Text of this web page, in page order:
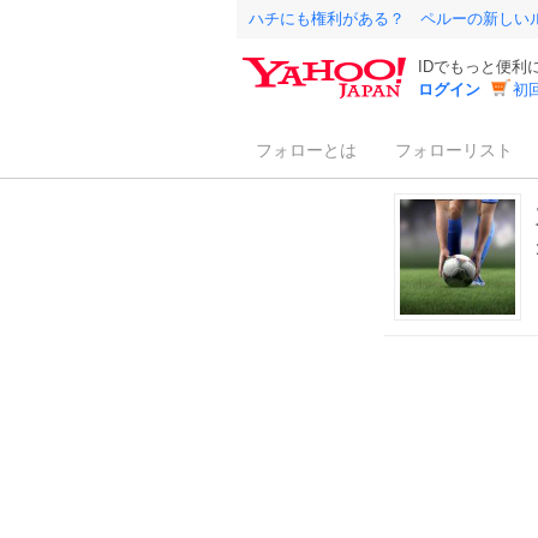
ハチにも権利がある？ ペルーの新しい
IDでもっと便利
ログイン
初
フォローとは フォローリスト